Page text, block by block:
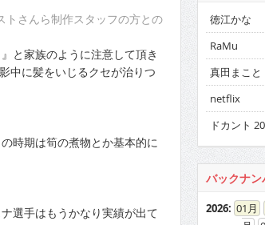
さんら制作スタッフの方との
と家族のように注意して頂き
中に髪をいじるクセが治りつ
時期は筍の煮物とか基本的に
選手はもうかなり実績が出て
徳江かな
RaMu
真田まこと
netflix
ドカント
バックナン
2026: 01